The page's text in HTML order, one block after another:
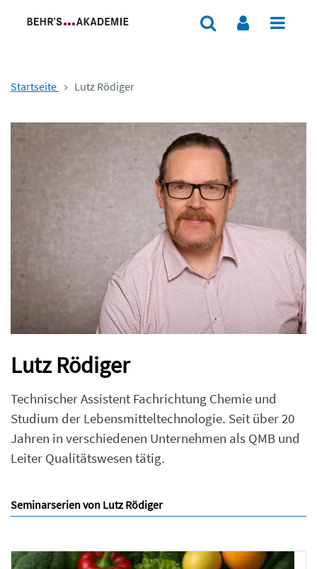
Startseite Lutz Rödiger
Lutz Rödiger
Technischer Assistent Fachrichtung Chemie und
Studium der Lebensmitteltechnologie. Seit über 20
Jahren in verschiedenen Unternehmen als QMB und
Leiter Qualitätswesen tätig.
Seminarserien von Lutz Rödiger